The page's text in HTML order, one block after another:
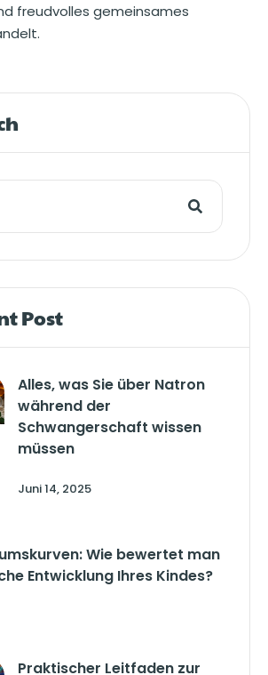
freudvolles gemeinsames
Post
Alles, was Sie über Natron
während der
Schwangerschaft wissen
müssen
Juni 14, 2025
Wie bewertet man
Entwicklung Ihres Kindes?
Praktischer Leitfaden zur